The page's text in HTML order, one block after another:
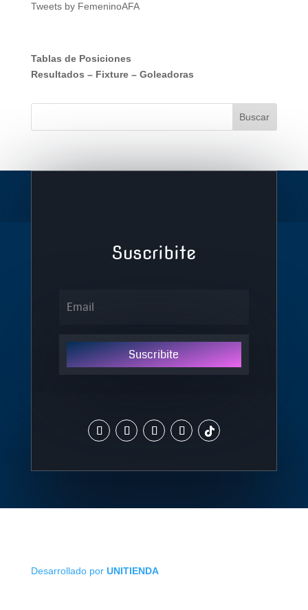
Tweets by FemeninoAFA
Tablas de Posiciones
Resultados – Fixture– Goleadoras
Suscribite
Suscribite
Desarrollado por UNITIENDA